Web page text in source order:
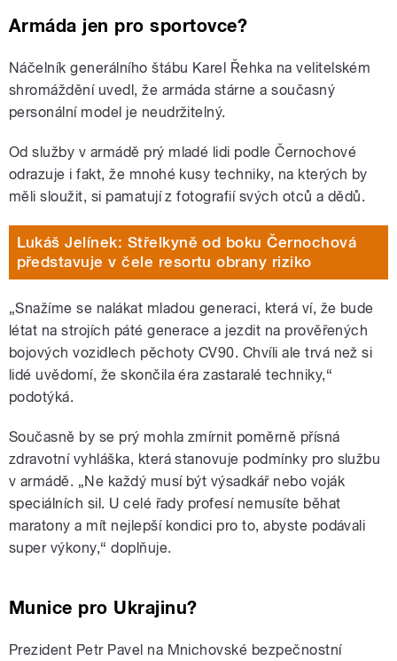
Armáda jen pro sportovce?
Náčelník generálního štábu Karel Řehka na velitelském
shromáždění uvedl, že armáda stárne a současný
personální model je neudržitelný.
Od služby v armádě prý mladé lidi podle Černochové
odrazuje i fakt, že mnohé kusy techniky, na kterých by
měli sloužit, si pamatují z fotografií svých otců a dědů.
Lukáš Jelínek: Střelkyně od boku Černochová
představuje v čele resortu obrany riziko
„Snažíme se nalákat mladou generaci, která ví, že bude
létat na strojích páté generace a jezdit na prověřených
bojových vozidlech pěchoty CV90. Chvíli ale trvá než si
lidé uvědomí, že skončila éra zastaralé techniky,“
podotýká.
Současně by se prý mohla zmírnit poměrně přísná
zdravotní vyhláška, která stanovuje podmínky pro službu
v armádě. „Ne každý musí být výsadkář nebo voják
speciálních sil. U celé řady profesí nemusíte běhat
maratony a mít nejlepší kondici pro to, abyste podávali
super výkony,“ doplňuje.
Munice pro Ukrajinu?
Prezident Petr Pavel na Mnichovské bezpečnostní